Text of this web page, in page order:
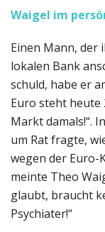
Waigel im
Einen Mann, der
lokalen Bank
schuld, habe er
Euro steht heute
Markt damals!“.
um Rat fragte,
wegen der Euro-
meinte Theo
glaubt, braucht
Psychiater!“